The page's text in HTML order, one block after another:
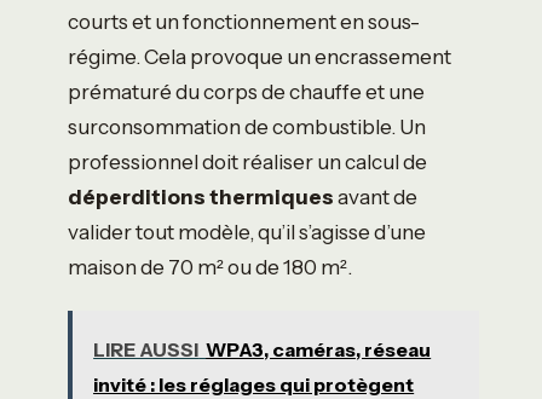
courts et un fonctionnement en sous-
régime. Cela provoque un encrassement
prématuré du corps de chauffe et une
surconsommation de combustible. Un
professionnel doit réaliser un calcul de
déperditions thermiquesavant de
valider tout modèle, qu’il s’agisse d’une
maison de 70 m² ou de 180 m².
LIRE AUSSI WPA3, caméras, réseau
invité : les réglages qui protègent